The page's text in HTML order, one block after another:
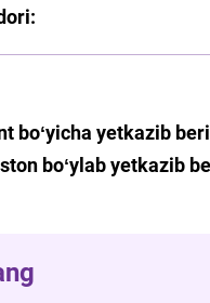
:
boʻyicha yetkazib
boʻylab yetkazib